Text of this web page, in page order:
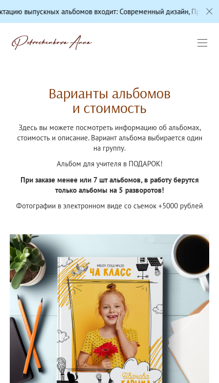
выпускных альбомов входит: Современный дизайн,
Варианты альбомов
и стоимость
Здесь вы можете посмотреть информацию об альбомах,
стоимость и описание. Вариант альбома выбирается один
на группу.
Альбом для учителя в ПОДАРОК!
При заказе менее или 7 шт альбомов, в работу берутся
только альбомы на 5 разворотов!
Фотографии в электронном виде со съемок +5000 рублей